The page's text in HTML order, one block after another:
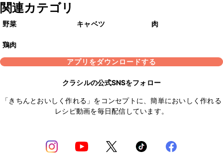
関連カテゴリ
野菜 キャベツ 肉
鶏肉
アプリをダウンロードする
クラシルの公式SNSをフォロー
「きちんとおいしく作れる」をコンセプトに、簡単においしく作れる
レシピ動画を毎日配信しています。